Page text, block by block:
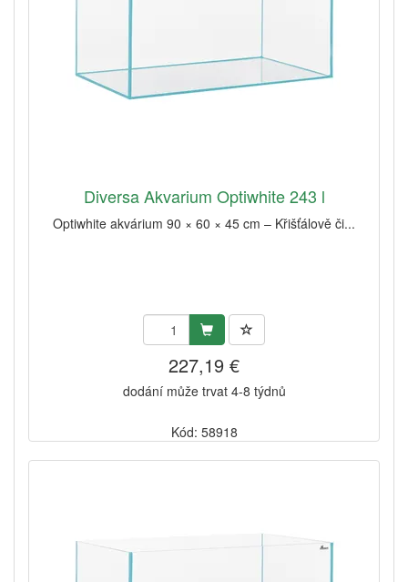
Diversa Akvarium Optiwhite 243 l
Optiwhite akvárium 90 × 60 × 45 cm – Křišťálově či...
227,19 €
dodání může trvat 4-8 týdnů
Kód: 58918